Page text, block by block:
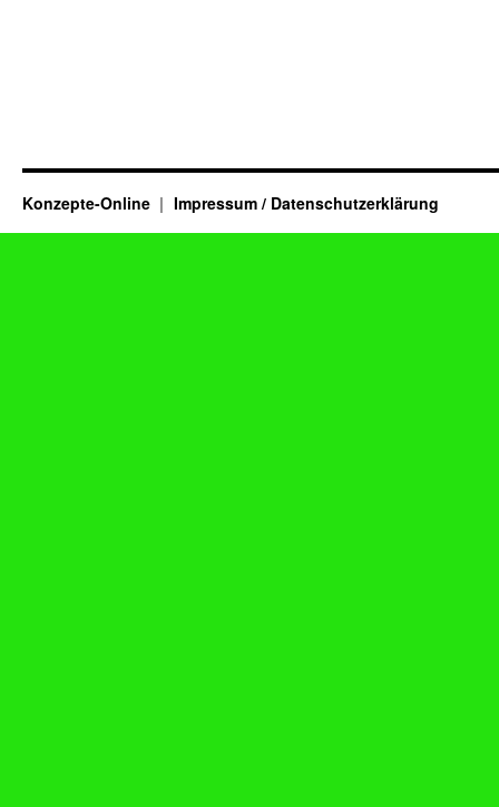
Konzepte-Online Impressum / Datenschutzerklärung